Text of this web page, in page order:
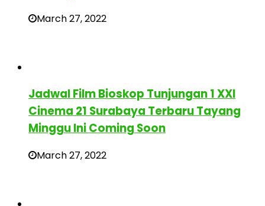
March 27, 2022
Jadwal Film Bioskop Tunjungan 1 XXI
Cinema 21 Surabaya Terbaru Tayang
Minggu Ini Coming Soon
March 27, 2022